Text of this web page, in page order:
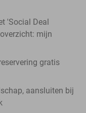
'Social Deal
mijn
gratis
aansluiten bij